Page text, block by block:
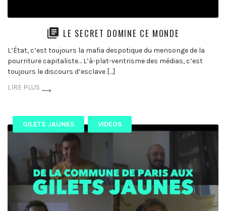
LE SECRET DOMINE CE MONDE
L’État, c’est toujours la mafia despotique du mensonge de la
pourriture capitaliste… L’à-plat-ventrisme des médias, c’est
toujours le discours d’esclave […]
LIRE PLUS
GILETS JAUNES VIDEOS